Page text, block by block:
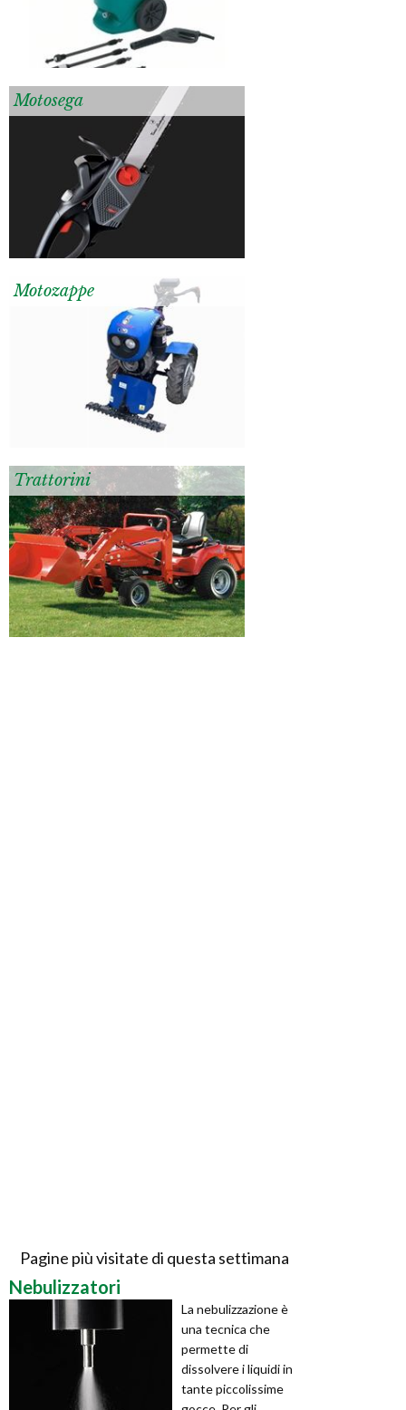
Motosega
Motozappe
Trattorini
Pagine più visitate di questa settimana
Nebulizzatori
La nebulizzazione è
una tecnica che
permette di
dissolvere i liquidi in
tante piccolissime